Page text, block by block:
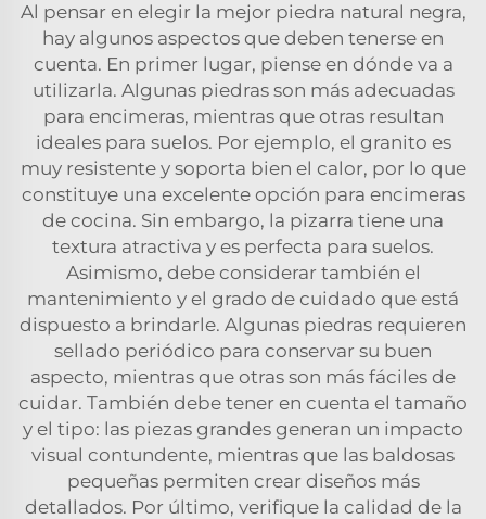
Al pensar en elegir la mejor piedra natural negra,
hay algunos aspectos que deben tenerse en
cuenta. En primer lugar, piense en dónde va a
utilizarla. Algunas piedras son más adecuadas
para encimeras, mientras que otras resultan
ideales para suelos. Por ejemplo, el granito es
muy resistente y soporta bien el calor, por lo que
constituye una excelente opción para encimeras
de cocina. Sin embargo, la pizarra tiene una
textura atractiva y es perfecta para suelos.
Asimismo, debe considerar también el
mantenimiento y el grado de cuidado que está
dispuesto a brindarle. Algunas piedras requieren
sellado periódico para conservar su buen
aspecto, mientras que otras son más fáciles de
cuidar. También debe tener en cuenta el tamaño
y el tipo: las piezas grandes generan un impacto
visual contundente, mientras que las baldosas
pequeñas permiten crear diseños más
detallados. Por último, verifique la calidad de la